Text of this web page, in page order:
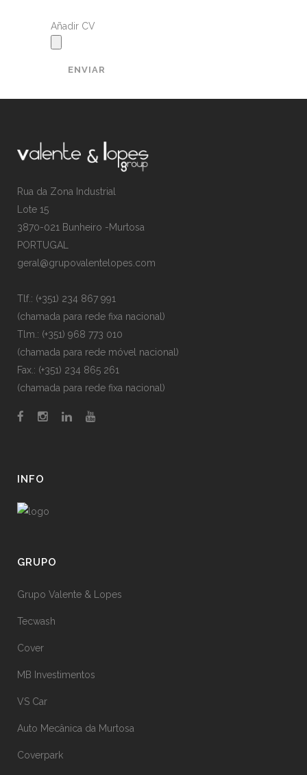
Añadir CV
Rua da Zona Industrial
Lote 15
3870-021 Bunheiro -Murtosa
PORTUGAL
geral@grupovalentelopes.com
Tlf.: (+351) 234 867 991
(chamada para rede fixa nacional)
Tlm.: (+351) 968 773 010
(chamada para rede móvel nacional)
Fax.: (+351) 234 865 261
(chamada para rede fixa nacional)
INFO
GRUPO
Grupo Valente & Lopes
Tecwash
Cover
MB Investimentos
VS Car
Auto Mecânica da Murtosa
Coverpark